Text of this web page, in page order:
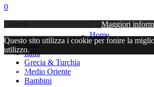
0
Home
Tutti
Italia
Grecia & Turchia
Medio Oriente
Bambini
Maggiori
Questo sito utilizza i cookie per fonire la
utilizzo.
Chiudi